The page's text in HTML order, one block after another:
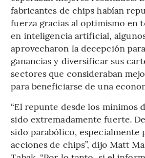
fabricantes de chips habían
fuerza gracias al optimismo en
en inteligencia artificial,
aprovecharon la decepción
ganancias y diversificar sus
sectores que consideraban
para beneficiarse de una
“El repunte desde los mínimos
sido extremadamente fuerte.
sido parabólico, especialmente
acciones de chips”, dijo Matt